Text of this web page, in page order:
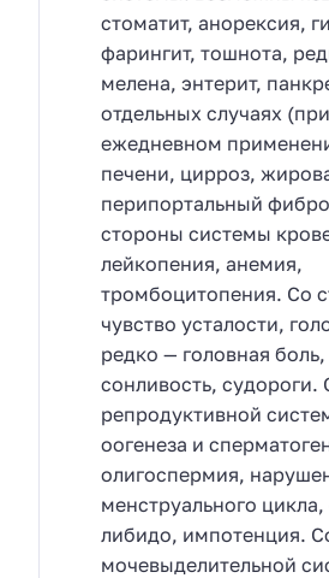
стоматит, анорексия,
фарингит, тошнота,
мелена, энтерит,
отдельных случаях
ежедневном
печени, цирроз,
перипортальный
стороны системы
лейкопения, анемия,
тромбоцитопения. Со
чувство усталости,
редко — головная
сонливость, судороги.
репродуктивной
оогенеза и
олигоспермия,
менструального
либидо, импотенция.
мочевыделительной